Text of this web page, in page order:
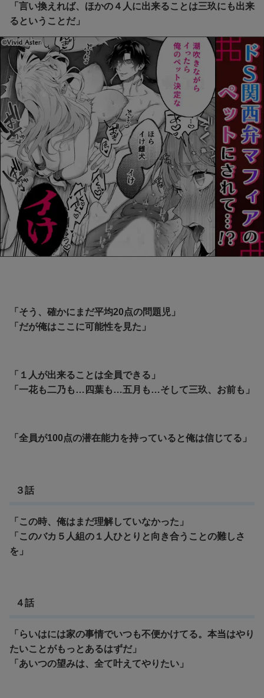
「 言い換えれば、ほかの４人に出来ることは三玖にも出来
るということだ」
「そう、確かにまだ平均20点の問題児」
「だが俺はここに可能性を見た」
「１人が出来ることは全員できる」
「一花も二乃も…四葉も…五月も…そして三玖、お前も」
「全員が100点の潜在能力を持っていると俺は信じてる」
３話
「この時、俺はまだ理解していなかった」
「このバカ５人組の１人ひとりと向き合うことの難しさ
を」
４話
「らいはには家の事情でいつも不便かけてる。本当はやり
たいことがもっとあるはずだ」
「あいつの望みは、全て叶えてやりたい」